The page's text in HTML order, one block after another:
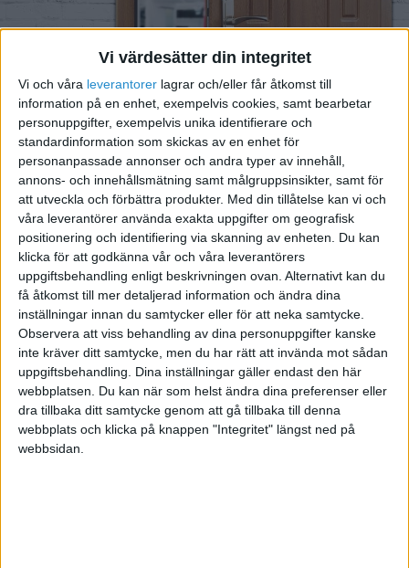
Vi värdesätter din integritet
Vi och våra leverantorer lagrar och/eller får åtkomst till
information på en enhet, exempelvis cookies, samt bearbetar
personuppgifter, exempelvis unika identifierare och
standardinformation som skickas av en enhet för
personanpassade annonser och andra typer av innehåll,
annons- och innehållsmätning samt målgruppsinsikter, samt för
att utveckla och förbättra produkter. Med din tillåtelse kan vi och
våra leverantörer använda exakta uppgifter om geografisk
positionering och identifiering via skanning av enheten. Du kan
klicka för att godkänna vår och våra leverantörers
uppgiftsbehandling enligt beskrivningen ovan. Alternativt kan du
få åtkomst till mer detaljerad information och ändra dina
inställningar innan du samtycker eller för att neka samtycke.
Observera att viss behandling av dina personuppgifter kanske
inte kräver ditt samtycke, men du har rätt att invända mot sådan
uppgiftsbehandling. Dina inställningar gäller endast den här
webbplatsen. Du kan när som helst ändra dina preferenser eller
dra tillbaka ditt samtycke genom att gå tillbaka till denna
webbplats och klicka på knappen "Integritet" längst ned på
webbsidan.
Avdrag för dubbel
bosättning 2025 – så mycket
får du dra av för boende och
hemresor